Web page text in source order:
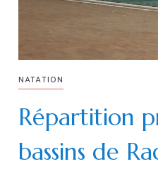
NATATION
Répartition
bassins de